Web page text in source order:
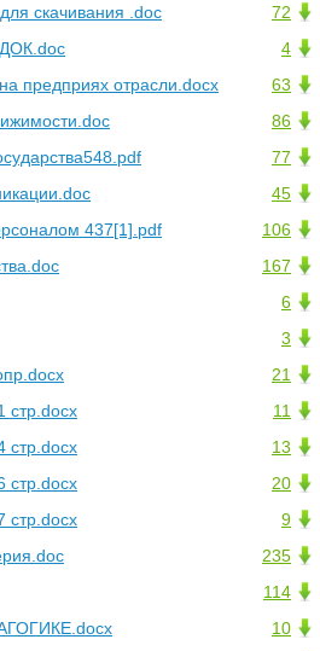
72
скачивания .doc
4
63
предприях отрасли.docx
86
77
45
106
437[1].pdf
167
6
3
21
11
13
20
9
235
114
10